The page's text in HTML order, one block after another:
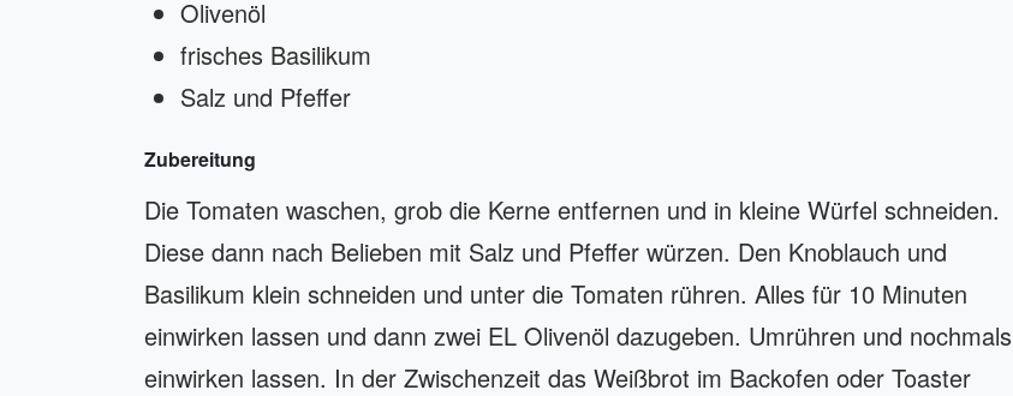
Olivenöl
frisches Basilikum
Salz und Pfeffer
Zubereitung
Die Tomaten waschen, grob die Kerne entfernen und in kleine Würfel schneiden.
Diese dann nach Belieben mit Salz und Pfeffer würzen. Den Knoblauch und
Basilikum klein schneiden und unter die Tomaten rühren. Alles für 10 Minuten
einwirken lassen und dann zwei EL Olivenöl dazugeben. Umrühren und nochmals
einwirken lassen. In der Zwischenzeit das Weißbrot im Backofen oder Toaster